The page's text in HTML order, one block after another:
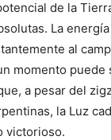
de la
La
al
momento puede
a pesar del
la Luz
victorioso.